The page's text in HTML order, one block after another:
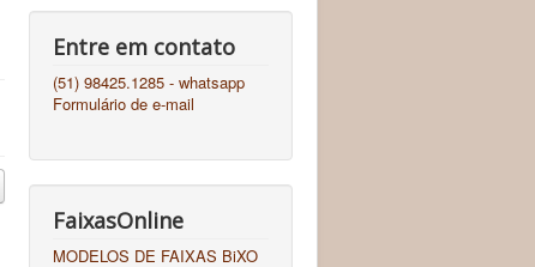
Entre em contato
(51) 98425.1285 - whatsapp
Formulário de e-mail
FaixasOnline
MODELOS DE FAIXAS BiXO